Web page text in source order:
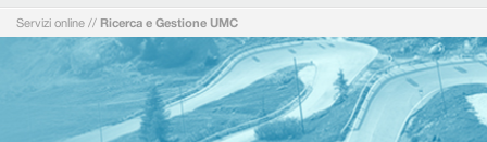
Servizi online // Ricerca e Gestione UMC